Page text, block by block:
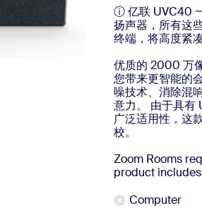
ⓘ 亿联 UVC40
扬声器，所有这
终端，将高度紧
优质的 2000 万
您带来更智能的
噪技术、消除混
意力。 由于具有
广泛适用性，这
校。
Zoom Rooms
product
Computer